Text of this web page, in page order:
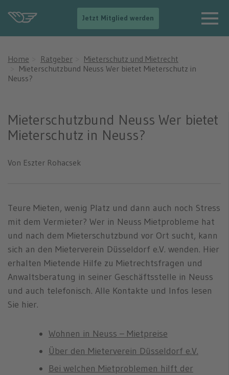
Jetzt Mitglied werden
-
-
>
o
d
e
Home Ratgeber
Mieterschutz und Mietrecht
Mieterschutzbund Neuss Wer bietet Mieterschutz in
Neuss?
Mieterschutzbund Neuss Wer bietet
Mieterschutz in Neuss?
Von Eszter Rohacsek
Teure Mieten, wenig Platz und dann auch noch Stress
mit dem Vermieter? Wer in Neuss Mietprobleme hat
und nach dem Mieterschutzbund vor Ort sucht, kann
sich an den Mieterverein Düsseldorf e.V. wenden. Hier
erhalten Mietende Hilfe zu Mietrechtsfragen und
Anwaltsberatung in seiner Geschäftsstelle in Neuss
und auch telefonisch. Alle Kontakte und Infos lesen
Sie hier.
Wohnen in Neuss – Mietpreise
Über den Mieterverein Düsseldorf e.V.
Bei welchen Mietproblemen hilft der